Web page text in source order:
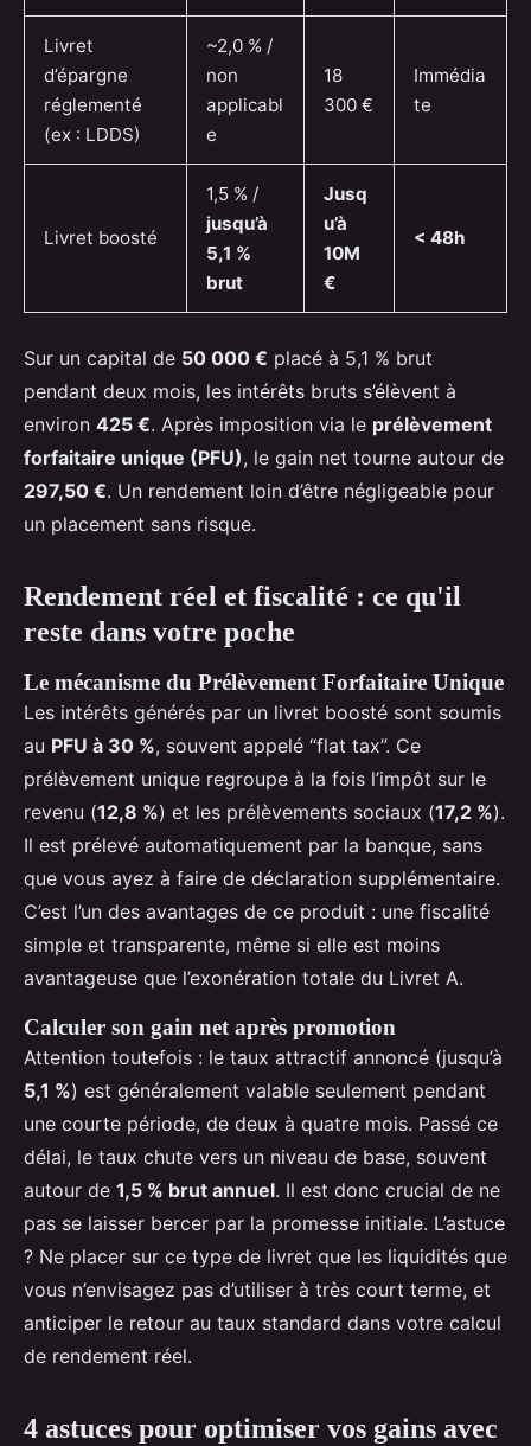
Livret
d’épargne
réglementé
(ex : LDDS)
~2,0 % /
non
applicabl
e
18
300 €
Immédia
te
Livret boosté
1,5 % /
jusqu’à
5,1 %
brut
Jusq
u’à
10M
€
< 48h
Sur un capital de 50 000 € placé à 5,1 % brut
pendant deux mois, les intérêts bruts s’élèvent à
environ 425 €. Après imposition via le prélèvement
forfaitaire unique (PFU), le gain net tourne autour de
297,50 €. Un rendement loin d’être négligeable pour
un placement sans risque.
Rendement réel et fiscalité : ce qu'il
reste dans votre poche
Le mécanisme du Prélèvement Forfaitaire Unique
Les intérêts générés par un livret boosté sont soumis
au PFU à 30 %, souvent appelé “flat tax”. Ce
prélèvement unique regroupe à la fois l’impôt sur le
revenu (12,8 %) et les prélèvements sociaux (17,2 %).
Il est prélevé automatiquement par la banque, sans
que vous ayez à faire de déclaration supplémentaire.
C’est l’un des avantages de ce produit : une fiscalité
simple et transparente, même si elle est moins
avantageuse que l’exonération totale du Livret A.
Calculer son gain net après promotion
Attention toutefois : le taux attractif annoncé (jusqu’à
5,1 %) est généralement valable seulement pendant
une courte période, de deux à quatre mois. Passé ce
délai, le taux chute vers un niveau de base, souvent
autour de 1,5 % brut annuel. Il est donc crucial de ne
pas se laisser bercer par la promesse initiale. L’astuce
? Ne placer sur ce type de livret que les liquidités que
vous n’envisagez pas d’utiliser à très court terme, et
anticiper le retour au taux standard dans votre calcul
de rendement réel.
4 astuces pour optimiser vos gains avec